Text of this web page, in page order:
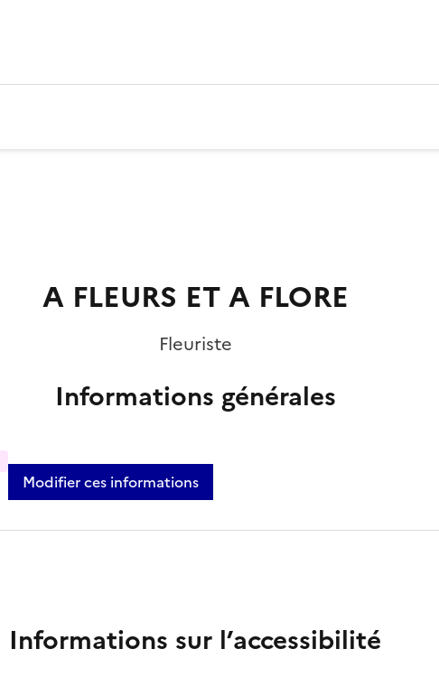
A FLEURS ET A FLORE
Fleuriste
Informations générales
Modifier ces informations
Informations sur l’accessibilité